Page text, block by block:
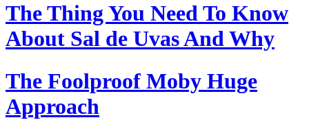
The Thing You Need To Know
About Sal de Uvas And Why
The Foolproof Moby Huge
Approach